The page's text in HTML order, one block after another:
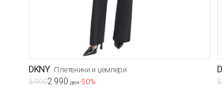
DKNY Плетенини и џемпери
5.9902.990 ден-50%